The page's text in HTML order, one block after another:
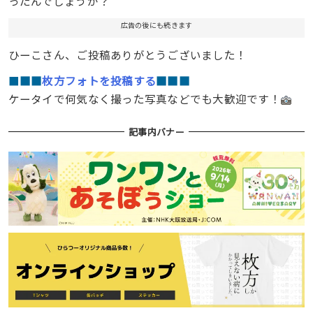
広告の後にも続きます
ひーこさん、ご投稿ありがとうございました！
■■■枚方フォトを投稿する■■■
ケータイで何気なく撮った写真などでも大歓迎です！
記事内バナー